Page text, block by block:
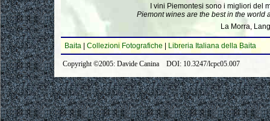
I vini Piemontesi sono i migliori del
Piemont wines are the best in the world
La Morra,
Baita Collezioni Fotografiche Libreria Italiana della Baita
Copyright ©2005: Davide Canina DOI: 10.3247/lcpc05.007